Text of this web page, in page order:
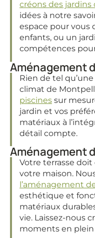
créons des
idées à notre
espace pour vous
enfants, ou un
compétences
Aménagement
Rien de tel
climat de
piscines sur
jardin et vos
matériaux à
détail compte.
Aménagement
Votre terrasse
votre maison.
l’aménagement
esthétique et
matériaux
vie. Laissez-nous
moments en plein